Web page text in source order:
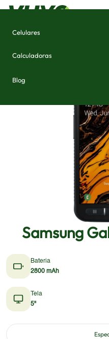
Celulares
Calculadoras
Blog
Samsung
Bateria
2800 mAh
Tela
5"